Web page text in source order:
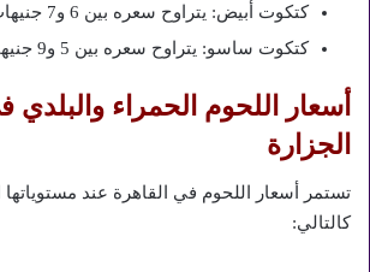
كتكوت أبيض: يتراوح سعره بين 6 و7 جنيهات.
كتكوت ساسو: يتراوح سعره بين 5 و9 جنيهات.
أسعار اللحوم الحمراء
الجزارة
تستمر أسعار اللحوم في القاهرة عند مستوياتها
كالتالي: